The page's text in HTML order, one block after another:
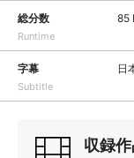
総分数
Runtime
85
字幕
Subtitle
日
収録